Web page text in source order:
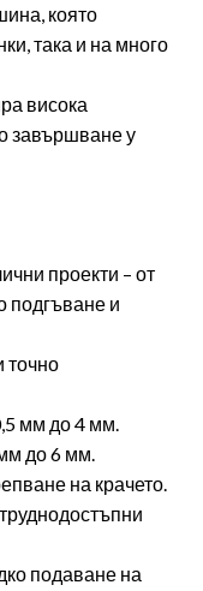
която
така и на много
висока
завършване у
проекти – от
подгъване и
точно
мм до 4 мм.
до 6 мм.
на крачето.
подаване на